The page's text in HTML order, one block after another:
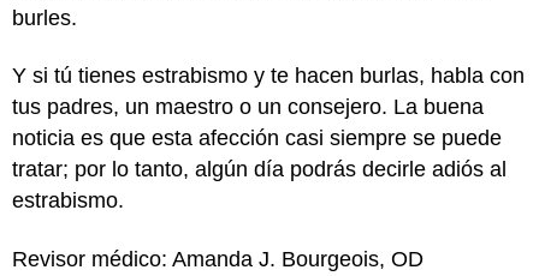
burles.
Y si tú tienes estrabismo y te hacen burlas, habla con
tus padres, un maestro o un consejero. La buena
noticia es que esta afección casi siempre se puede
tratar; por lo tanto, algún día podrás decirle adiós al
estrabismo.
Revisor médico: Amanda J. Bourgeois, OD